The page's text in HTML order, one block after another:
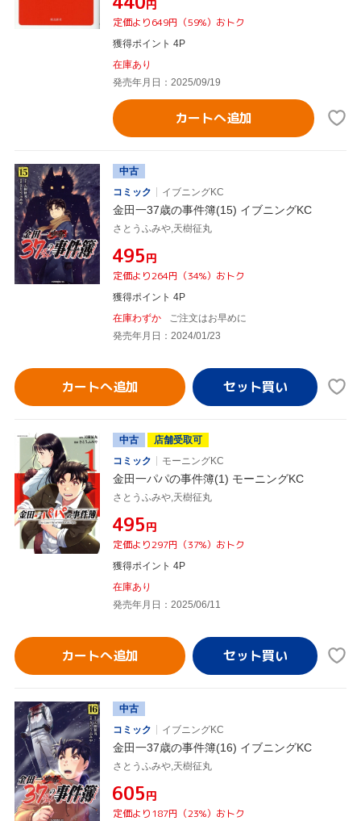
円
定価より649円（59%）おトク
獲得ポイント 4P
在庫あり
発売年月日：2025/09/19
カートへ追加
中古
コミック
イブニングKC
金田一37歳の事件簿(15) イブニングKC
さとうふみや,天樹征丸
¥495円
定価より264円（34%）おトク
獲得ポイント 4P
在庫わずか
ご注文はお早めに
発売年月日：2024/01/23
カートへ追加
中古
店舗受取可
コミック
モーニングKC
金田一パパの事件簿(1) モーニングKC
さとうふみや,天樹征丸
¥495円
定価より297円（37%）おトク
獲得ポイント 4P
在庫あり
発売年月日：2025/06/11
カートへ追加
中古
コミック
イブニングKC
金田一37歳の事件簿(16) イブニングKC
さとうふみや,天樹征丸
¥605円
定価より187円（23%）おトク